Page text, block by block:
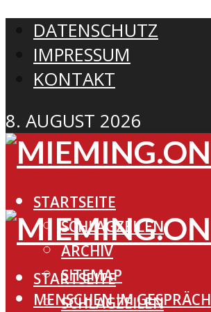
DATENSCHUTZ
IMPRESSUM
KONTAKT
8. AUGUST 2026
STARTSEITE
SCHLAGZEILEN
ARCHIV
SITEMAP
MENSCHEN IM GESPRÄCH
STARTSEITE
SCHLAGZEILEN